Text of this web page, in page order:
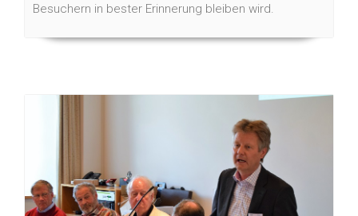
Besuchern in bester Erinnerung bleiben wird.